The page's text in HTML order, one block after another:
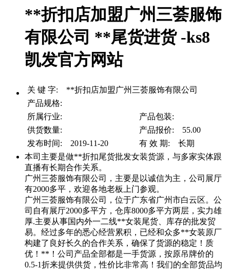
**折扣店加盟广州三荟服饰
有限公司 **尾货进货 -ks8
凯发官方网站
关 键 字: **折扣店加盟广州三荟服饰有限公司
产品规格:
所属行业:
产品包装:
供货数量:
产品报价: 55.00
发布时间: 2019-11-20
有 效 期: 长期
本司主要是做**折扣尾货批发女装货源，与多家实体跟
直播有长期合作关系。
广州三荟服饰有限公司，主要是以诚信为主，公司展厅
有2000多平，欢迎各地老板上门参观。
广州三荟服饰有限公司，位于广东省广州市白云区。公
司自有展厅2000多平方，仓库8000多平方两层，实力雄
厚.主要从事国内外一二线**女装尾货、库存的批发贸
易。经过多年的悉心经营累积，已经和众多**女装原厂
构建了良好长久的合作关系，确保了货源的稳定！质
优！**！公司产品全部都是一手货源，按原吊牌价的
0.5-1折来提供供货，性价比非常高！我们的全部货品均